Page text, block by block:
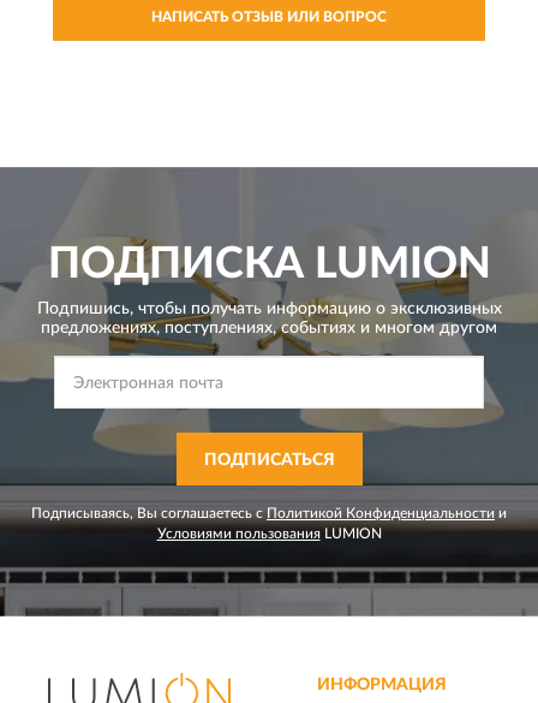
НАПИСАТЬ ОТЗЫВ ИЛИ ВОПРОС
ПОДПИСКАLUMION
Подпишись, чтобы получать информацию о эксклюзивных
предложениях,поступлениях, событиях и многом другом
ПОДПИСАТЬСЯ
Подписываясь, Вы соглашаетесь сПолитикой Конфиденциальности и
Условиями пользованияLUMION
ИНФОРМАЦИЯ